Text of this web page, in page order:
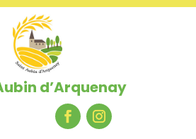
d’Arquenay